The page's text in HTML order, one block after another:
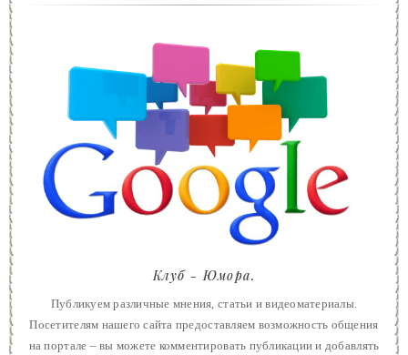
Клуб - Юмора.
Публикуем различные мнения, статьи и видеоматериалы.
Посетителям нашего сайта предоставляем возможность общения
на портале – вы можете комментировать публикации и добавлять